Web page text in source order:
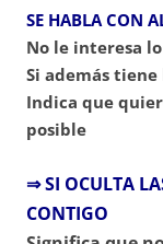
SE HABLA CON
No le interesa
Si además
Indica que
posible
⇒ SI OCULTA
CONTIGO